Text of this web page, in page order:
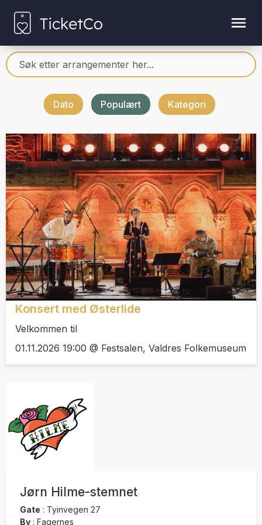
Dato Populært Kategori
Konsert med Østerlide
Velkommen til
01.11.2026 19:00 @ Festsalen, Valdres Folkemuseum
Jørn Hilme-stemnet
Gate : Tyinvegen 27
By : Fagernes